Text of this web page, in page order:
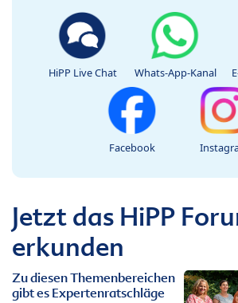
HiPP Live Chat Whats-App-Kanal
Facebook
Jetzt das HiPP
erkunden
Zu diesen Themenbereichen
gibt es Expertenratschläge